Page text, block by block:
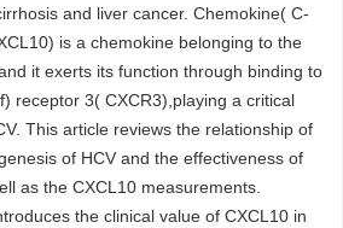
and liver cancer. Chemokine( C-
is a chemokine belonging to the
it exerts its function through binding to
receptor 3( CXCR3),playing a critical
This article reviews the relationship of
of HCV and the effectiveness of
as the CXCL10 measurements.
the clinical value of CXCL10 in